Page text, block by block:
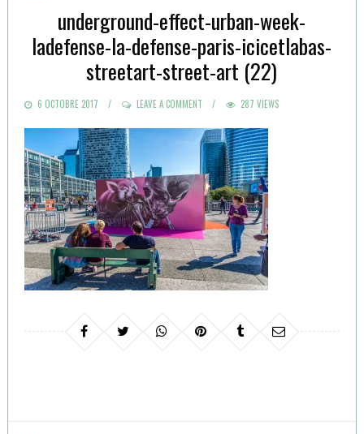
underground-effect-urban-week-
ladefense-la-defense-paris-icicetlabas-
streetart-street-art (22)
POSTED
6 OCTOBRE 2017 LEAVE A COMMENT 287 VIEWS